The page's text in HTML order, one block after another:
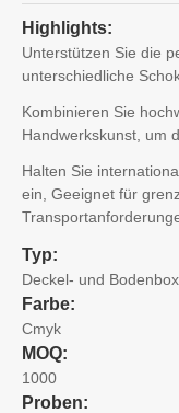
Highlights:
Unterstützen Sie die
unterschiedliche
Kombinieren Sie
Handwerkskunst, um
Halten Sie
ein, Geeignet für
Typ:
Deckel- und Bodenbox
Farbe:
Cmyk
MOQ:
1000
Proben: